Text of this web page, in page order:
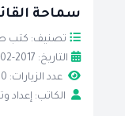
سماحة
تصنيف: كتب
التاريخ: 2017-02-06
عدد الزيارات: 910
الكاتب: إعداد